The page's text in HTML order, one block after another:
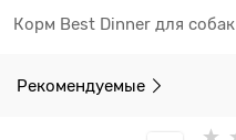
Корм Best Dinner для собак
Рекомендуемые